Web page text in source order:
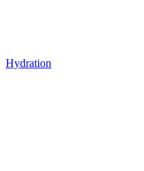
Hydration